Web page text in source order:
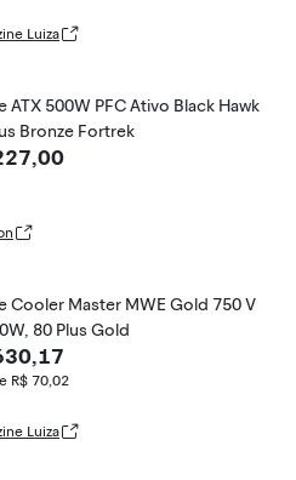
Luiza
ATX 500W PFC Ativo Black Hawk
Bronze Fortrek
Cooler Master MWE Gold 750 V
80 Plus Gold
R$ 70,02
Luiza